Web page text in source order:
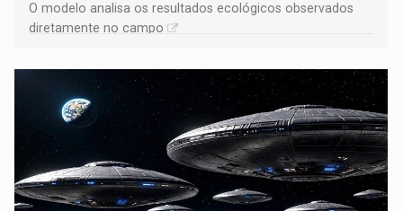
O modelo analisa os resultados ecológicos observados
diretamente no campo